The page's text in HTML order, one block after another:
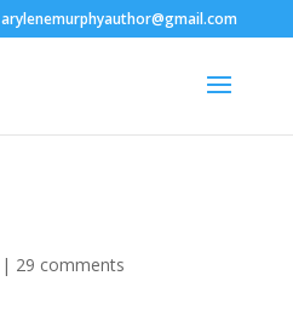
arylenemurphyauthor@gmail.com
| 29 comments